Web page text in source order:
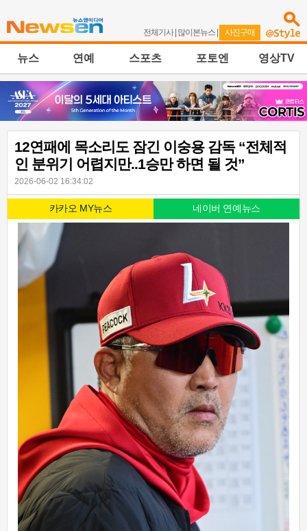
전체기사| 많이본뉴스 | 사진구매
뉴스 연예 스포츠 포토엔 영상TV
12연패에 목소리도 잠긴 이숭용 감독 “전체적
인 분위기 어렵지만..1승만 하면 될 것”
2026-06-02 16:34:02
카카오 MY뉴스 네이버 연예뉴스